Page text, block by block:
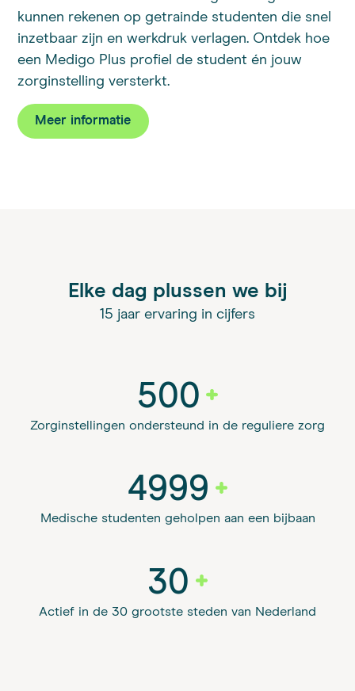
kunnen rekenen op getrainde studenten die snel
inzetbaar zijn en werkdruk verlagen. Ontdek hoe
een Medigo Plus profiel de student én jouw
zorginstelling versterkt.
Meer informatie
Elke dag plussen we bij
15 jaar ervaring in cijfers
500
Zorginstellingen ondersteund in de reguliere zorg
5000
Medische studenten geholpen aan een bijbaan
30
Actief in de 30 grootste steden van Nederland